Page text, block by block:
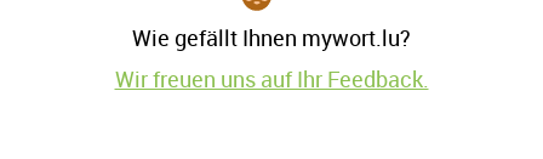
Wie gefällt Ihnen mywort.lu?
Wir freuen uns auf Ihr Feedback.